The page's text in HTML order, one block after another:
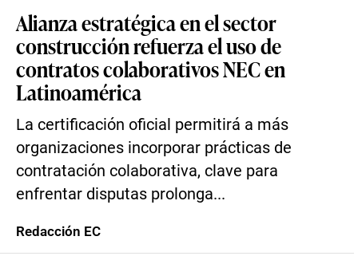
Alianza estratégica en el sector
construcción refuerza el uso de
contratos colaborativos NEC en
Latinoamérica
La certificación oficial permitirá a más
organizaciones incorporar prácticas de
contratación colaborativa, clave para
enfrentar disputas prolonga...
Redacción EC